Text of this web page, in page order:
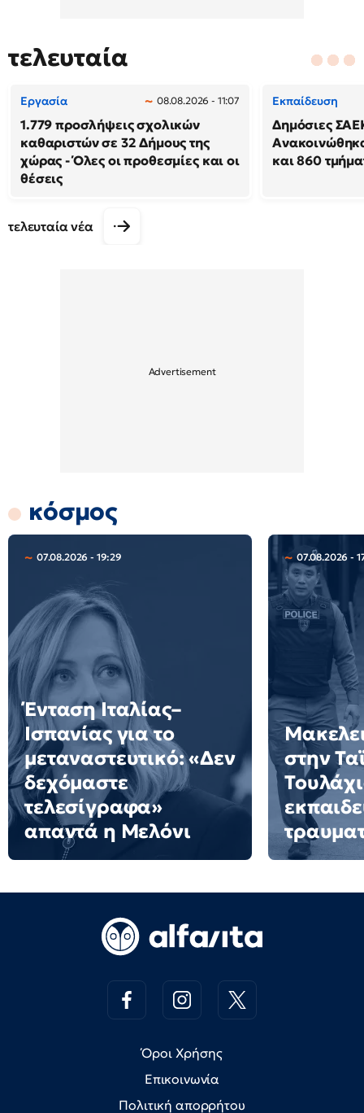
τελευταία
Εργασία 08.08.2026 - 11:07
1.779 προσλήψεις σχολικών
καθαριστών σε 32 Δήμους της
χώρας - Όλες οι προθεσμίες και οι
θέσεις
Εκπαίδευση
Δημόσιες
και 860
τελευταία νέα
κόσμος
07.08.2026 - 19:29
Ένταση Ιταλίας–
Ισπανίας για το
μεταναστευτικό: «Δεν
δεχόμαστε
τελεσίγραφα»
απαντά η Μελόνι
07.08.2026 -
στην
Όροι Χρήσης
Επικοινωνία
Πολιτική απορρήτου